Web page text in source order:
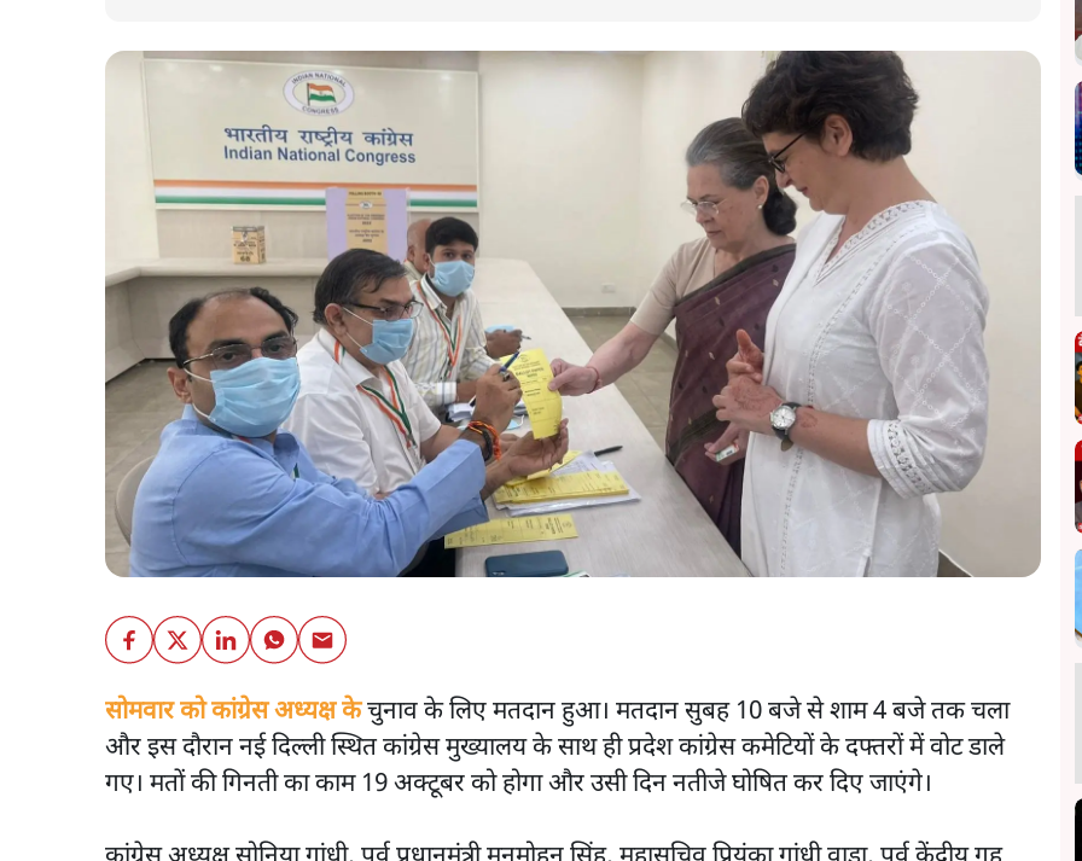
सोमवार को कांग्रेस अध्यक्ष केचुनाव के लिए मतदान हुआ। मतदान सुबह 10 बजे से शाम 4 बजे तक चला
और इस दौरान नई दिल्ली स्थित कांग्रेस मुख्यालय के साथ ही प्रदेश कांग्रेस कमेटियों के दफ्तरों में वोट डाले
गए। मतों की गिनती का काम 19 अक्टूबर को होगा और उसी दिन नतीजे घोषित कर दिए जाएंगे।